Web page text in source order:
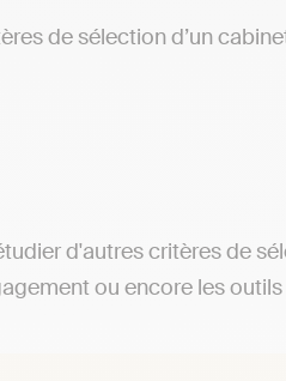
de sélection d’un
d'autres critères de
ou encore les